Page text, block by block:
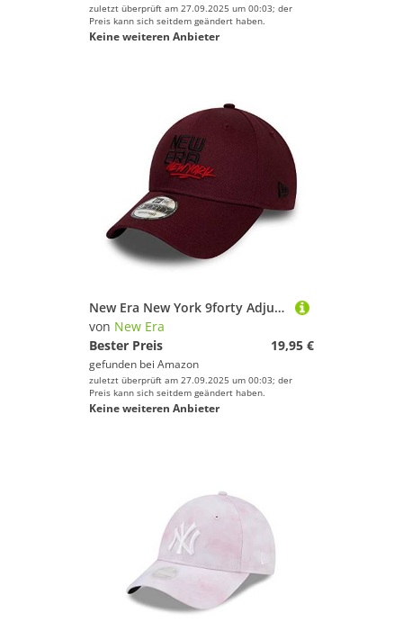
zuletzt überprüft am 27.09.2025 um 00:03; der
Preis kann sich seitdem geändert haben.
Keine weiteren Anbieter
New Era New York 9forty Adjustable Cap Logo Collection Purple - One-Size
von New Era
Bester Preis
19,95 €
gefunden bei Amazon
zuletzt überprüft am 27.09.2025 um 00:03; der
Preis kann sich seitdem geändert haben.
Keine weiteren Anbieter